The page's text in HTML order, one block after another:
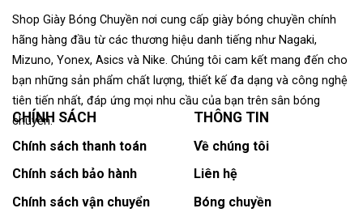
Shop Giày Bóng Chuyền nơi cung cấp giày bóng chuyền chính
hãng hàng đầu từ các thương hiệu danh tiếng như Nagaki,
Mizuno, Yonex, Asics và Nike. Chúng tôi cam kết mang đến cho
bạn những sản phẩm chất lượng, thiết kế đa dạng và công nghệ
tiên tiến nhất, đáp ứng mọi nhu cầu của bạn trên sân bóng
chuyền.
CHÍNH SÁCH
Chính sách thanh toán
Chính sách bảo hành
Chính sách vận chuyển
THÔNG TIN
Về chúng tôi
Liên hệ
Bóng chuyền